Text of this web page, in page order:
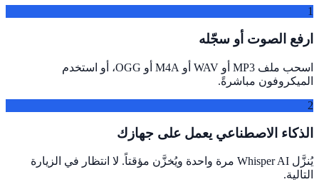
1
ارفع الصوت أو سجّله
اسحب ملف MP3 أو WAV أو M4A أو OGG، أو استخدم
الميكروفون مباشرةً.
2
الذكاء الاصطناعي يعمل على جهازك
يُنزَّل Whisper AI مرة واحدة ويُخزَّن مؤقتاً. لا انتظار في الزيارة
التالية.